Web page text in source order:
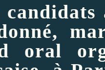
oral